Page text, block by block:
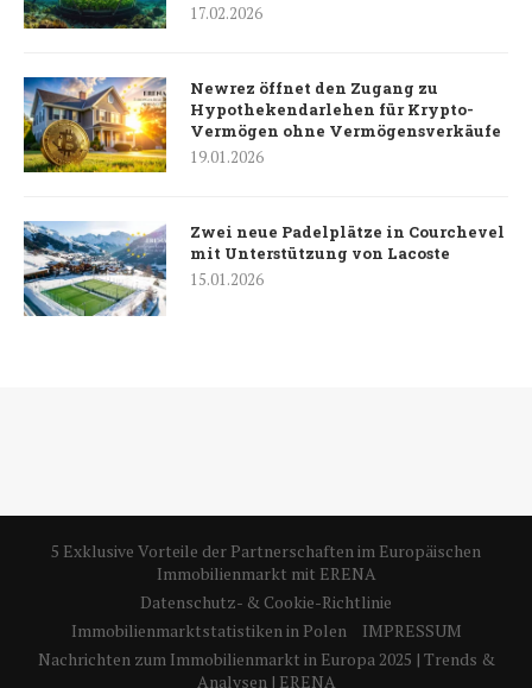
17.02.2026
Newrez öffnet den Zugang zu
Hypothekendarlehen für Krypto-
Vermögen ohne Vermögensverkäufe
19.01.2026
Zwei neue Padelplätze in Courchevel
mit Unterstützung von Lacoste
15.01.2026
5 Exklusive Vorteile der Partnerschaften im Europäischen
Immobilienmarkt mit ERENA
Datenschutz- & Cookie-Richtlinie
Immobilienmarktstatistiken in Polen
IMPRESSUM
Nachrichten zum Immobilienmarkt in Europa 2025 | Trends &
Analysen | ERENA